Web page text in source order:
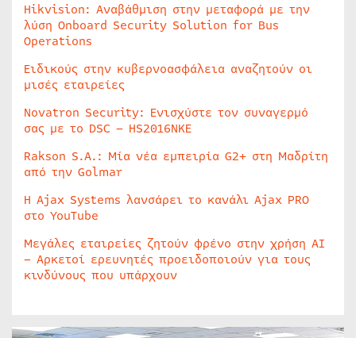
Hikvision: Αναβάθμιση στην μεταφορά με την
λύση Onboard Security Solution for Bus
Operations
Ειδικούς στην κυβερνοασφάλεια αναζητούν οι
μισές εταιρείες
Novatron Security: Ενισχύστε τον συναγερμό
σας με το DSC – HS2016NKE
Rakson S.A.: Μία νέα εμπειρία G2+ στη Μαδρίτη
από την Golmar
Η Ajax Systems λανσάρει το κανάλι Ajax PRO
στο YouTube
Μεγάλες εταιρείες ζητούν φρένο στην χρήση AI
– Αρκετοί ερευνητές προειδοποιούν για τους
κινδύνους που υπάρχουν